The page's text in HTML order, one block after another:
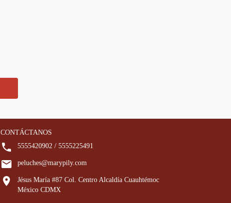
CONTÁCTANOS
5555420902 / 5555225491
peluches@marypily.com
Jésus María #87 Col. Centro Alcaldía Cuauhtémoc
México CDMX